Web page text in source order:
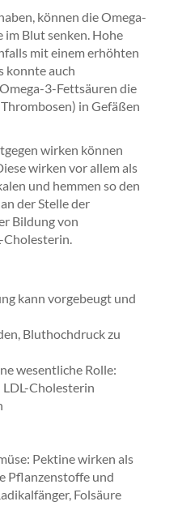
können die Omega-
im Blut senken. Hohe
mit einem erhöhten
konnte auch
3-Fettsäuren die
in Gefäßen
wirken können
wirken vor allem als
und hemmen so den
der Stelle der
Bildung von
Cholesterin.
kann vorgebeugt und
Bluthochdruck zu
wesentliche Rolle:
Cholesterin
Pektine wirken als
Pflanzenstoffe und
Folsäure